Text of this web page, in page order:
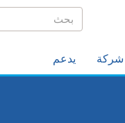
يدعم شركة